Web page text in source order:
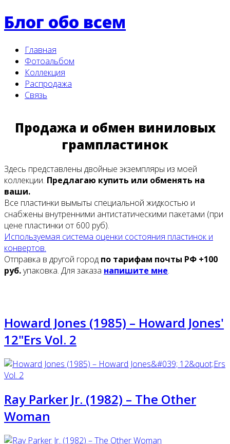
Блог обо всем
Главная
Фотоальбом
Коллекция
Распродажа
Связь
Продажа и обмен виниловых
грампластинок
Здесь представлены двойные экземпляры из моей
коллекции. Предлагаю купить или обменять на
ваши.
Все пластинки вымыты специальной жидкостью и
снабжены внутренними антистатическими пакетами (при
цене пластинки от 600 руб).
Используемая система оценки состояния пластинок и
конвертов.
Отправка в другой город по тарифам почты РФ +100
руб.упаковка. Для заказа напишите мне.
Howard Jones (1985) ‎– Howard Jones'
12"Ers Vol. 2
Ray Parker Jr. (1982) ‎– The Other
Woman